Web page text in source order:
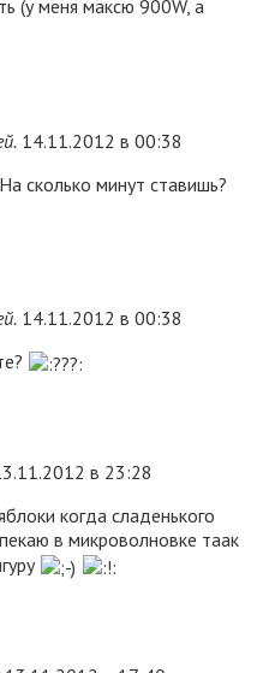
(у меня максю 900W, а
14.11.2012 в 00:38
сколько минут ставишь?
14.11.2012 в 00:38
в 23:28
когда сладенького
в микроволновке таак